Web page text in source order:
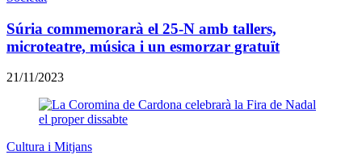
Súria commemorarà el 25-N amb tallers,
microteatre, música i un esmorzar gratuït
21/11/2023
Cultura i Mitjans